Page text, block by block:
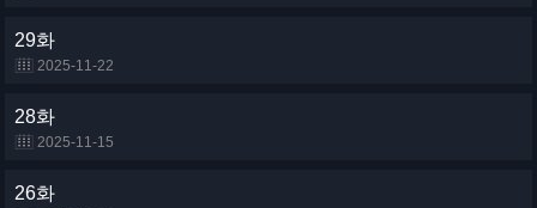
29화
2025-11-22
28화
2025-11-15
26화